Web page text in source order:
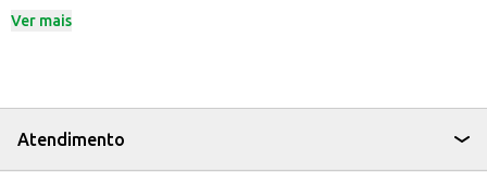
em lanchonetes, bares e restaurantes, as azeitonas podem ser utilizadas de
Sirva como petisco em tábuas de frios.
Incremente molhos e patês.
A Azeitona Verde Tio Paco é uma escolha saborosa e prática para diversas
Ver mais
Atendimento